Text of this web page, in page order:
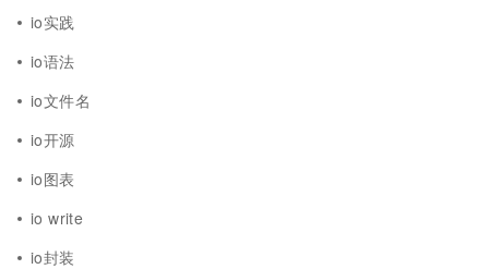
io实践
io语法
io文件名
io开源
io图表
io write
io封装